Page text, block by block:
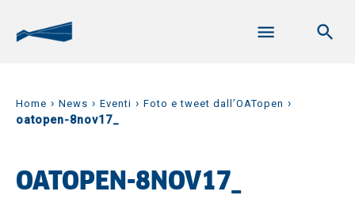
Home › News › Eventi › Foto e tweet dall’OATopen ›
oatopen-8nov17_
OATOPEN-8NOV17_